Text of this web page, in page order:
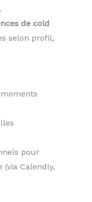
de cold
selon profil,
pour
(via Calendly,